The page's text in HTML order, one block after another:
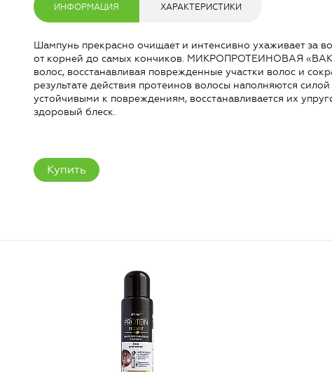
ИНФОРМАЦИЯ ХАРАКТЕРИСТИКИ
Шампунь прекрасно очищает и интенсивно ухаживает за
от корней до самых кончиков. МИКРОПРОТЕИНОВАЯ
волос, восстанавливая поврежденные участки волос и
результате действия протеинов волосы наполняются
устойчивыми к повреждениям, восстанавливается их
здоровый блеск.
Купить